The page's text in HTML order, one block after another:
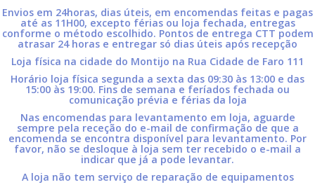
Envios em 24horas, dias úteis, em encomendas feitas e pagas
até as 11H00, excepto férias ou loja fechada, entregas
conforme o método escolhido. Pontos de entrega CTT podem
atrasar 24 horas e entregar só dias úteis após recepção
Loja física na cidade do Montijo na Rua Cidade de Faro 111
Horário loja física segunda a sexta das 09:30 às 13:00 e das
15:00 às 19:00. Fins de semana e feríados fechada ou
comunicação prévia e férias da loja
Nas encomendas para levantamento em loja, aguarde
sempre pela receção do e-mail de confirmação de que a
encomenda se encontra disponível para levantamento. Por
favor, não se desloque à loja sem ter recebido o e-mail a
indicar que já a pode levantar.
A loja não tem serviço de reparação de equipamentos